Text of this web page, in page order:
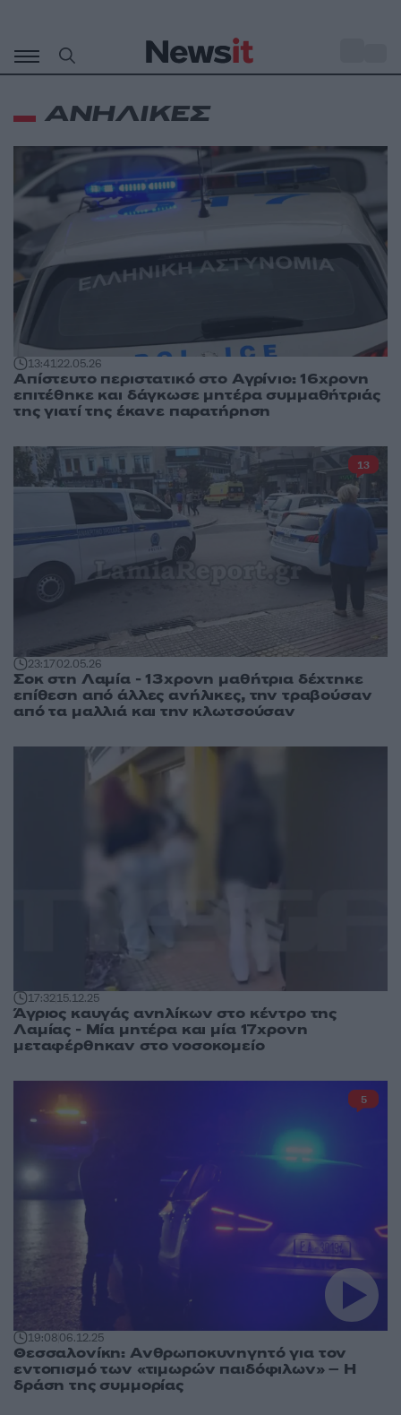
περιεχόμενο
ΑΝΗΛΙΚΕΣ
13:4122.05.26
Απίστευτο περιστατικό στο Αγρίνιο: 16χρονη
επιτέθηκε και δάγκωσε μητέρα συμμαθήτριάς
της γιατί της έκανε παρατήρηση
23:1702.05.26
Σοκ στη Λαμία - 13χρονη μαθήτρια δέχτηκε
επίθεση από άλλες ανήλικες, την τραβούσαν
από τα μαλλιά και την κλωτσούσαν
13
17:3215.12.25
Άγριος καυγάς ανηλίκων στο κέντρο της
Λαμίας - Μία μητέρα και μία 17χρονη
μεταφέρθηκαν στο νοσοκομείο
19:0806.12.25
Θεσσαλονίκη: Ανθρωποκυνηγητό για τον
εντοπισμό των «τιμωρών παιδόφιλων» – Η
δράση της συμμορίας
5